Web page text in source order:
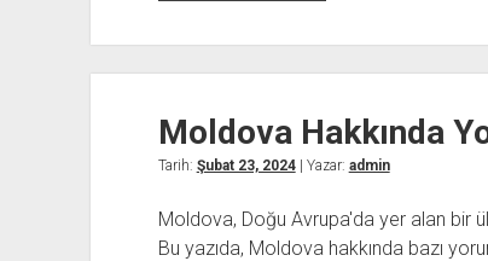
Enxtm
Yorumları
Moldova Hakkında
Tarih: Şubat 23, 2024| Yazar: admin
Moldova, Doğu Avrupa'da yer alan bir
Bu yazıda, Moldova hakkında bazı